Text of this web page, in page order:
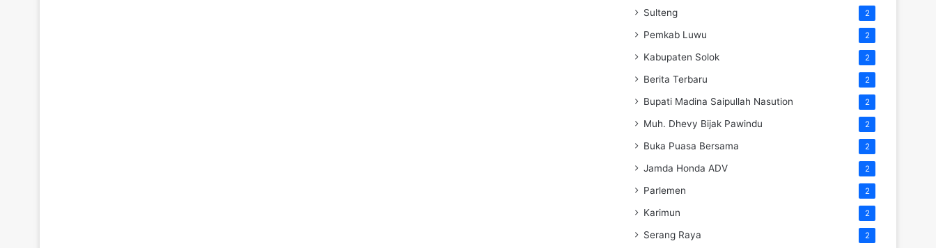
Sulteng 2
Pemkab Luwu 2
Kabupaten Solok 2
Berita Terbaru 2
Bupati Madina Saipullah Nasution 2
Muh. Dhevy Bijak Pawindu 2
Buka Puasa Bersama 2
Jamda Honda ADV 2
Parlemen 2
Karimun 2
Serang Raya 2